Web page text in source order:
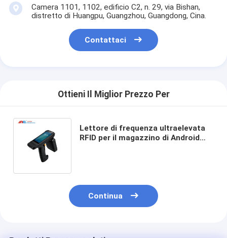
Camera 1101, 1102, edificio C2, n. 29, via Bishan,
distretto di Huangpu, Guangzhou, Guangdong, Cina.
Contattaci
Ottieni Il Miglior Prezzo Per
Lettore di frequenza ultraelevata
RFID per il magazzino di Android
Continua